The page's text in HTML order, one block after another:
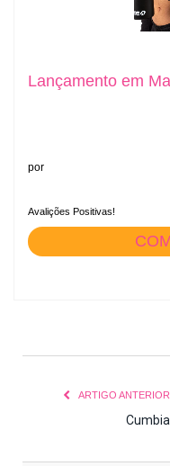
Lançamento em
por
Avalições Positivas!
ARTIGO ANTERIOR
Cumbia